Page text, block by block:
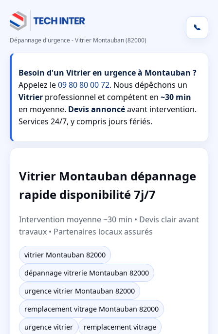
Dépannage d'urgence - Vitrier Montauban (82000)
📞
Besoin d'un Vitrier en urgence à Montauban ?
Appelez le09 80 80 00 72. Nous dépêchons un
Vitrier professionnel et compétent en ~30 min
en moyenne. Devis annoncéavant intervention.
Services 24/7, y compris jours fériés.
Vitrier Montauban dépannage
rapide disponibilité 7j/7
Intervention moyenne ~30 min • Devis clair avant
travaux • Partenaires locaux assurés
vitrier Montauban 82000
dépannage vitrerie Montauban 82000
urgence vitrier Montauban 82000
remplacement vitrage Montauban 82000
urgence vitrier
remplacement vitrage